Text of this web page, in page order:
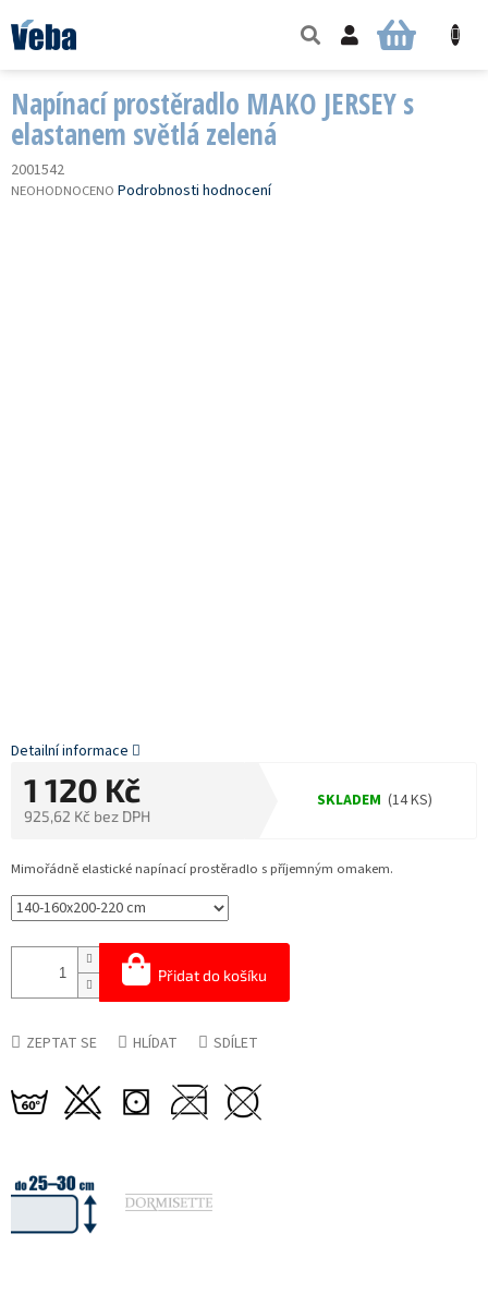
na
obsah
NÁKUPNÍ
Napínací prostěradlo MAKO JERSEY s
elastanem světlá zelená
2001542
PRŮMĚRNÉ
NEOHODNOCENO Podrobnosti hodnocení
1 120 Kč
925,62 Kč bez DPH
cena:
SKLADEM (14 KS)
Přidat do košíku
Mimořádně elastické napínací prostěradlo s příjemným omakem.
Detailní informace
ZEPTAT SE HLÍDAT SDÍLET